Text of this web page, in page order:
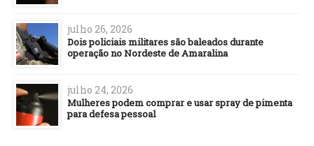
julho 26, 2026
Dois policiais militares são baleados durante
operação no Nordeste de Amaralina
julho 24, 2026
Mulheres podem comprar e usar spray de pimenta
para defesa pessoal